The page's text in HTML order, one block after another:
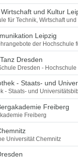
und Kultur
für Technik, Wirtschaft
Leipzig
der Hochschule
Dresden
Dresden - Hochschule
- Staats- und
- Staats- und
Freiberg
Freiberg
Universität Chemnitz